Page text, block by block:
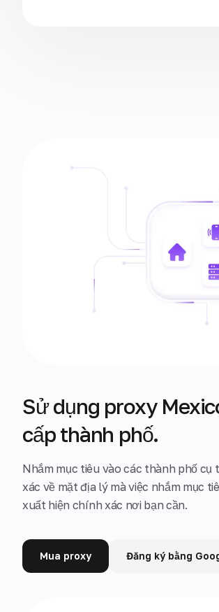
Sử dụng proxy
cấp thành phố.
Nhắm mục tiêu vào các thành phố
xác về mặt địa lý mà việc nhắm mục
xuất hiện chính xác nơi bạn cần.
Mua proxy Đăng ký bằng